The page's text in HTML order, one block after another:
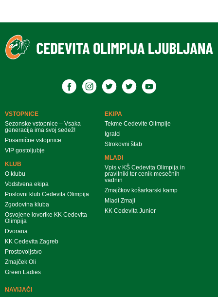
VSTOPNICE
Sezonske vstopnice – Vsaka
generacija ima svoj sedež!
Posamične vstopnice
VIP gostoljubje
KLUB
O klubu
Vodstvena ekipa
Poslovni klub Cedevita Olimpija
Zgodovina kluba
Osvojene lovorike KK Cedevita
Olimpija
Dvorana
KK Cedevita Zagreb
Prostovoljstvo
Zmajček Oli
Green Ladies
EKIPA
Tekme Cedevite Olimpije
Igralci
Strokovni štab
MLADI
Vpis v KŠ Cedevita Olimpija in
pravilniki ter cenik mesečnih
vadnin
Zmajčkov košarkarski kamp
Mladi Zmaji
KK Cedevita Junior
NAVIJAČI